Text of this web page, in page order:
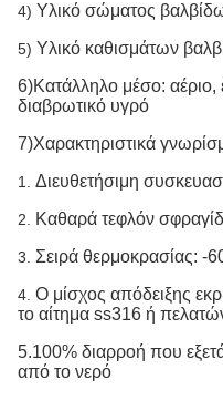
4) Υλικό σώματος
5) Υλικό καθισμάτων
6)Κατάλληλο μέσο: αέριο,
διαβρωτικό υγρό
7)Χαρακτηριστικά
1. Διευθετήσιμη
2. Καθαρά τεφλόν
3. Σειρά θερμοκρασίας: -
4. Ο μίσχος απόδειξης
το αίτημα ss316 ή
5.100% διαρροή που
από το νερό